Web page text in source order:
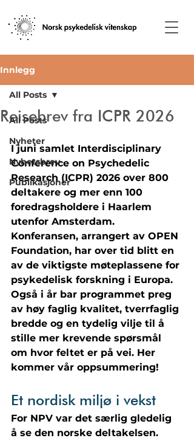
Innlegg
All Posts
Nyheter
Nyhetsbrev
Publikasjoner
All Posts
Reisebrev fra ICPR 2026
I juni samlet Interdisciplinary
Conference on Psychedelic
Research (ICPR) 2026 over 800
deltakere og mer enn 100
foredragsholdere i Haarlem
utenfor Amsterdam.
Konferansen, arrangert av OPEN
Foundation, har over tid blitt en
av de viktigste møteplassene for
psykedelisk forskning i Europa.
Også i år bar programmet preg
av høy faglig kvalitet, tverrfaglig
bredde og en tydelig vilje til å
stille mer krevende spørsmål
om hvor feltet er på vei. Her
kommer vår oppsummering!
Et nordisk miljø i vekst
For NPV var det særlig gledelig
å se den norske deltakelsen.